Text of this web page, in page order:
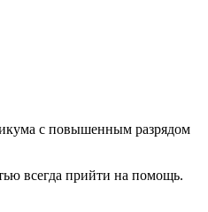
с повышенным разрядом
всегда прийти на помощь.